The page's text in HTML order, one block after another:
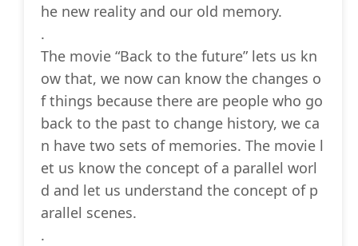
he new reality and our old memory.
.
The movie “Back to the future” lets us kn
ow that, we now can know the changes o
f things because there are people who go
back to the past to change history, we ca
n have two sets of memories. The movie l
et us know the concept of a parallel worl
d and let us understand the concept of p
arallel scenes.
.